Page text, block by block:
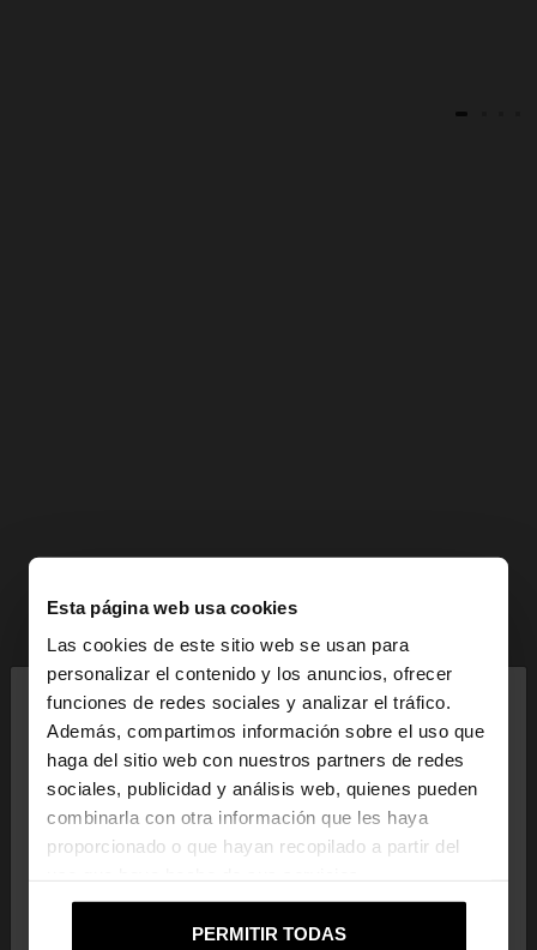
Esta página web usa cookies
Las cookies de este sitio web se usan para
personalizar el contenido y los anuncios, ofrecer
funciones de redes sociales y analizar el tráfico.
Además, compartimos información sobre el uso que
haga del sitio web con nuestros partners de redes
sociales, publicidad y análisis web, quienes pueden
combinarla con otra información que les haya
proporcionado o que hayan recopilado a partir del
PERMITIR TODAS
hola
Estás accediendo a la web de España. ¿Quieres ir a
la web de United States?